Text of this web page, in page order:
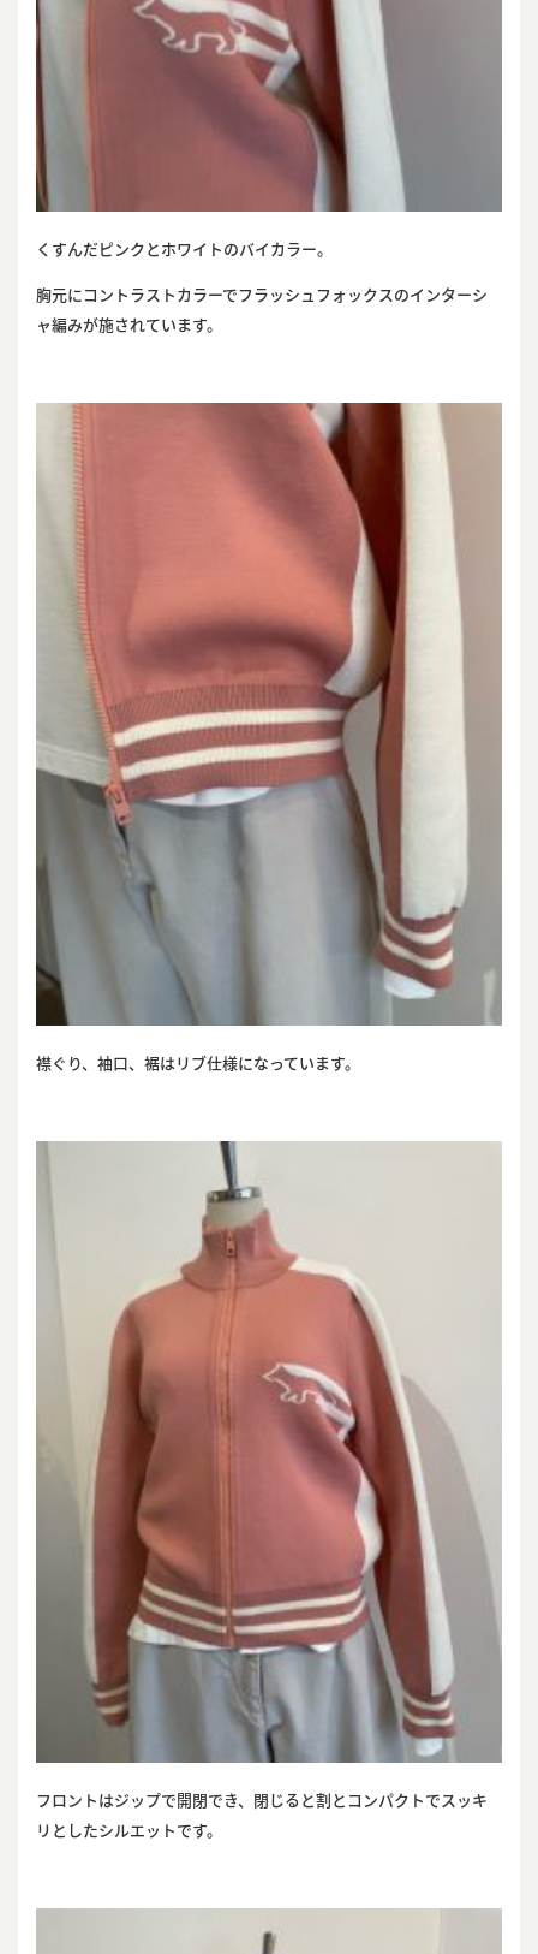
くすんだピンクとホワイトのバイカラー。
胸元にコントラストカラーでフラッシュフォックスのインターシ
ャ編みが施されています。
襟ぐり、袖口、裾はリブ仕様になっています。
フロントはジップで開閉でき、閉じると割とコンパクトでスッキ
リとしたシルエットです。